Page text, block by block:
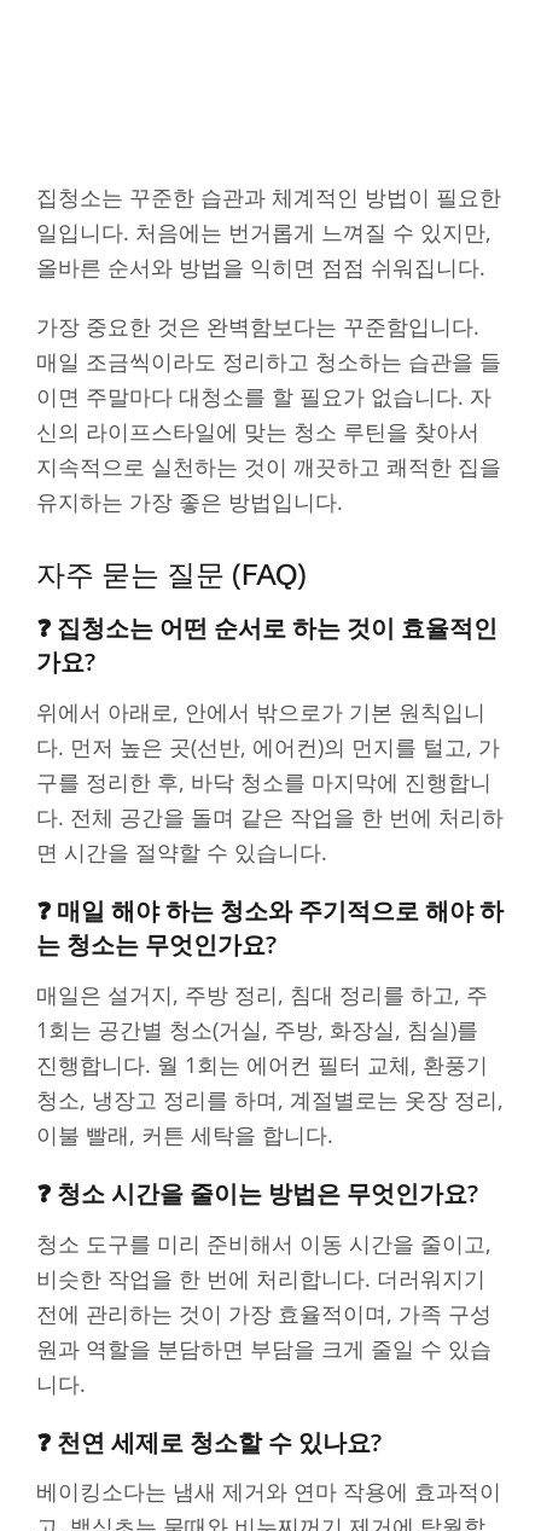
집청소는 꾸준한 습관과 체계적인 방법이 필요한
일입니다. 처음에는 번거롭게 느껴질 수 있지만,
올바른 순서와 방법을 익히면 점점 쉬워집니다.
가장 중요한 것은 완벽함보다는 꾸준함입니다.
매일 조금씩이라도 정리하고 청소하는 습관을 들
이면 주말마다 대청소를 할 필요가 없습니다. 자
신의 라이프스타일에 맞는 청소 루틴을 찾아서
지속적으로 실천하는 것이 깨끗하고 쾌적한 집을
유지하는 가장 좋은 방법입니다.
자주 묻는 질문 (FAQ)
❓ 집청소는 어떤 순서로 하는 것이 효율적인
가요?
위에서 아래로, 안에서 밖으로가 기본 원칙입니
다. 먼저 높은 곳(선반, 에어컨)의 먼지를 털고, 가
구를 정리한 후, 바닥 청소를 마지막에 진행합니
다. 전체 공간을 돌며 같은 작업을 한 번에 처리하
면 시간을 절약할 수 있습니다.
❓ 매일 해야 하는 청소와 주기적으로 해야 하
는 청소는 무엇인가요?
매일은 설거지, 주방 정리, 침대 정리를 하고, 주
1회는 공간별 청소(거실, 주방, 화장실, 침실)를
진행합니다. 월 1회는 에어컨 필터 교체, 환풍기
청소, 냉장고 정리를 하며, 계절별로는 옷장 정리,
이불 빨래, 커튼 세탁을 합니다.
❓ 청소 시간을 줄이는 방법은 무엇인가요?
청소 도구를 미리 준비해서 이동 시간을 줄이고,
비슷한 작업을 한 번에 처리합니다. 더러워지기
전에 관리하는 것이 가장 효율적이며, 가족 구성
원과 역할을 분담하면 부담을 크게 줄일 수 있습
니다.
❓ 천연 세제로 청소할 수 있나요?
베이킹소다는 냄새 제거와 연마 작용에 효과적이